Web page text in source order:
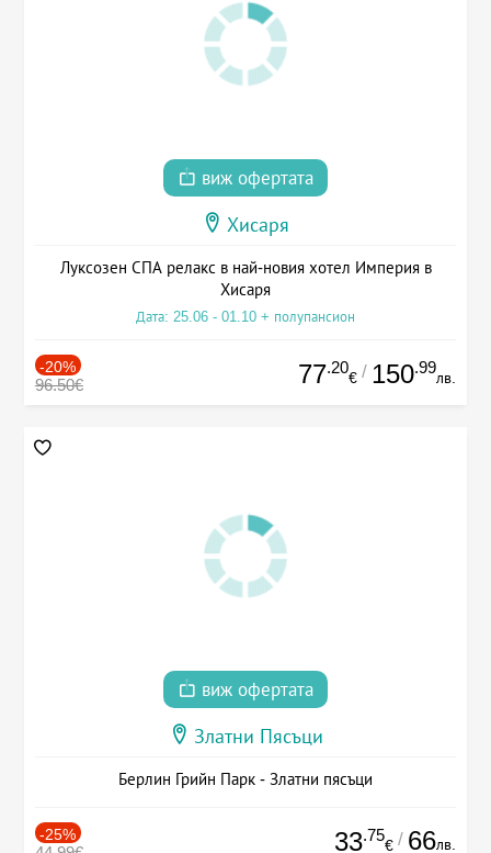
виж офертата
Хисаря
Луксозен СПА релакс в най-новия хотел Империя в
Хисаря
Дата: 25.06 - 01.10 + полупансион
-20%
96.50€ 77.20
€ / 150.99
лв.
виж офертата
Златни Пясъци
Берлин Грийн Парк - Златни пясъци
-25% 33.75
€ / 66лв.